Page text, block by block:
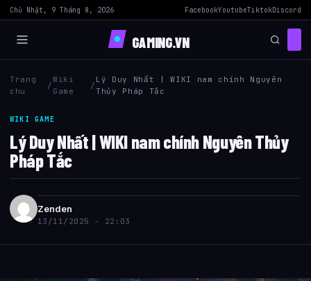
Chủ Nhật, 9 Tháng 8, 2026 FacebookYoutubeTiktokDiscord
GAMING.VN
Trang
chu
/
Wiki
Game
/
Lý Duy Nhất | WIKI nam chính Nguyên
Thủy Pháp Tắc
WIKI GAME
Lý Duy Nhất | WIKI nam chính Nguyên Thủy
Pháp Tắc
Zenden
13/11/2025 - 22:03